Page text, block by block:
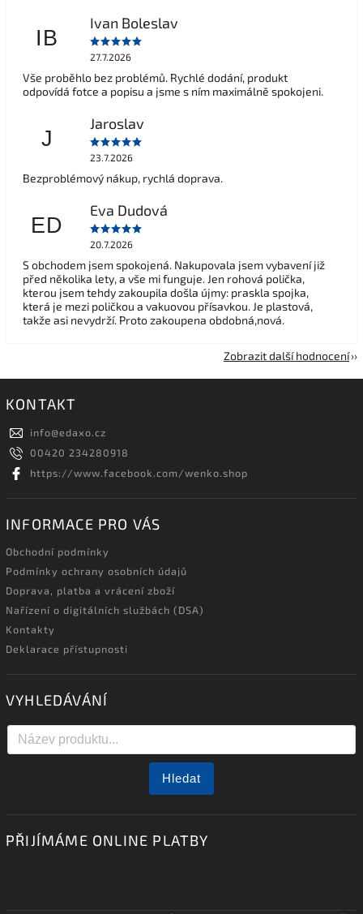
IB
Ivan Boleslav
27.7.2026
Vše proběhlo bez problémů. Rychlé dodání, produkt
odpovídá fotce a popisu a jsme s ním maximálně spokojeni.
J
Jaroslav
23.7.2026
Bezproblémový nákup, rychlá doprava.
ED
Eva Dudová
20.7.2026
S obchodem jsem spokojená. Nakupovala jsem vybavení již
před několika lety, a vše mi funguje. Jen rohová polička,
kterou jsem tehdy zakoupila došla újmy: praskla spojka,
která je mezi poličkou a vakuovou přísavkou. Je plastová,
takže asi nevydrží. Proto zakoupena obdobná,nová.
Zobrazit další hodnocení
KONTAKT
info@edaxo.cz
00420 234280918
https://www.facebook.com/wenko.shop
INFORMACE PRO VÁS
Obchodní podmínky
Podmínky ochrany osobních údajů
Doprava, platba a vrácení zboží
Nařízení o digitálních službách (DSA)
Kontakty
Deklarace přístupnosti
VYHLEDÁVÁNÍ
Hledat
PŘIJÍMÁME ONLINE PLATBY